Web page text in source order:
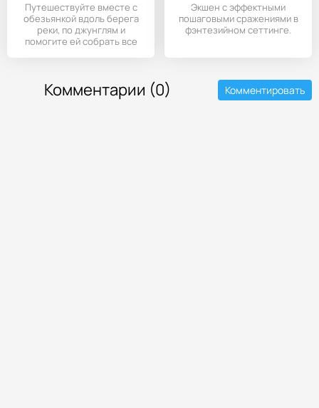
Путешествуйте вместе с
обезьянкой вдоль берега
реки, по джунглям и
помогите ей собрать все
Экшен с эффектными
пошаговыми сражениями в
фэнтезийном сеттинге.
Комментарии (0) Комментировать